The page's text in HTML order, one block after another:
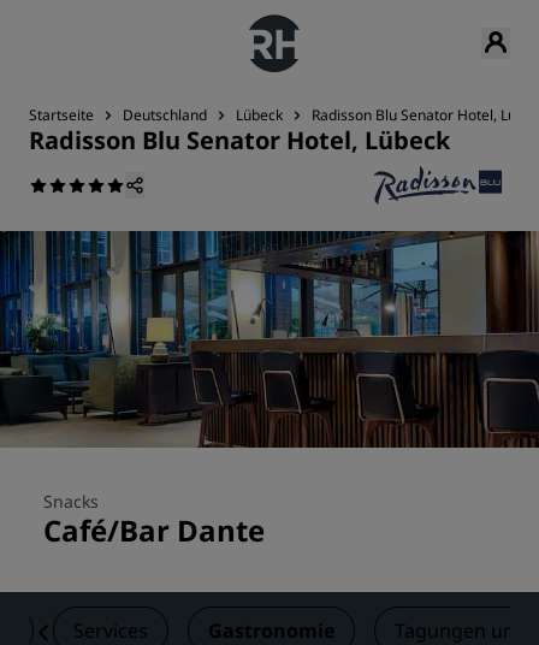
Startseite Deutschland Lübeck Radisson Blu Senator Hotel,
Radisson Blu Senator Hotel, Lübeck
Snacks
Café/Bar Dante
Services Gastronomie Tagungen und